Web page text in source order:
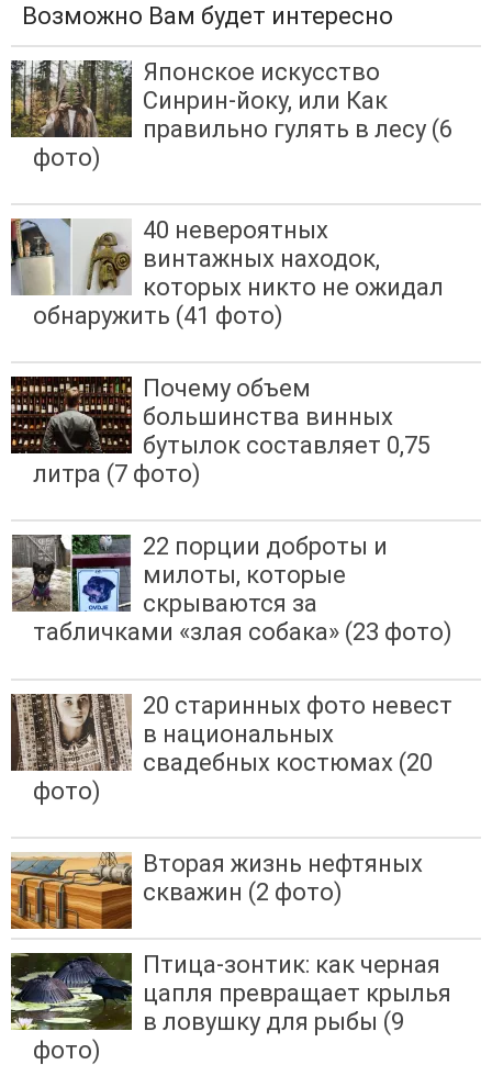
Возможно Вам будет интересно
Японское искусство
Синрин-йоку, или Как
правильно гулять в лесу (6
фото)
40 невероятных
винтажных находок,
которых никто не ожидал
обнаружить (41 фото)
Почему объем
большинства винных
бутылок составляет 0,75
литра (7 фото)
22 порции доброты и
милоты, которые
скрываются за
табличками «злая собака» (23 фото)
20 старинных фото невест
в национальных
свадебных костюмах (20
фото)
Вторая жизнь нефтяных
скважин (2 фото)
Птица-зонтик: как черная
цапля превращает крылья
в ловушку для рыбы (9
фото)